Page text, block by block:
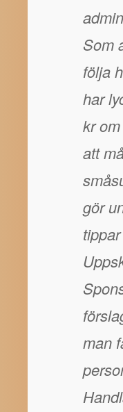
Som
följa
har
kr
att
gör
man